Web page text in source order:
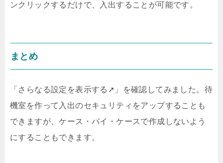
ンクリックするだけで、入出することが可能です。
まとめ
「さらなる設定を表示する➚」を確認してみました。待
機室を作って入出のセキュリティをアップすることも
できますが、ケース・バイ・ケースで作成しないよう
にすることもできます。